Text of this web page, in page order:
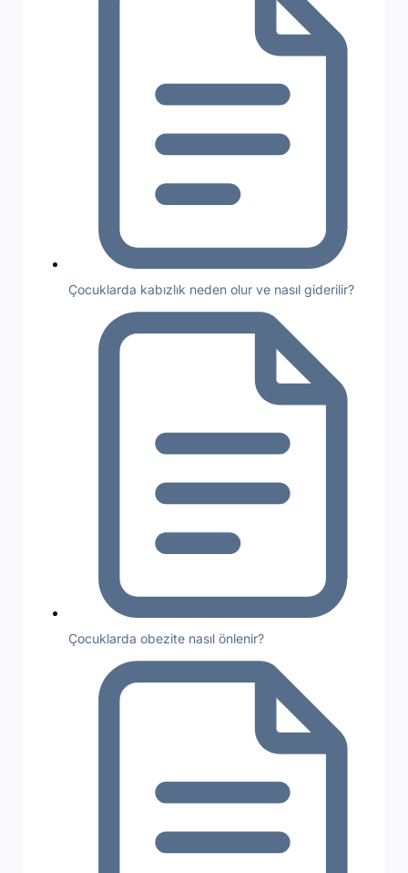
Çocuklarda kabızlık neden olur ve nasıl giderilir?
Çocuklarda obezite nasıl önlenir?